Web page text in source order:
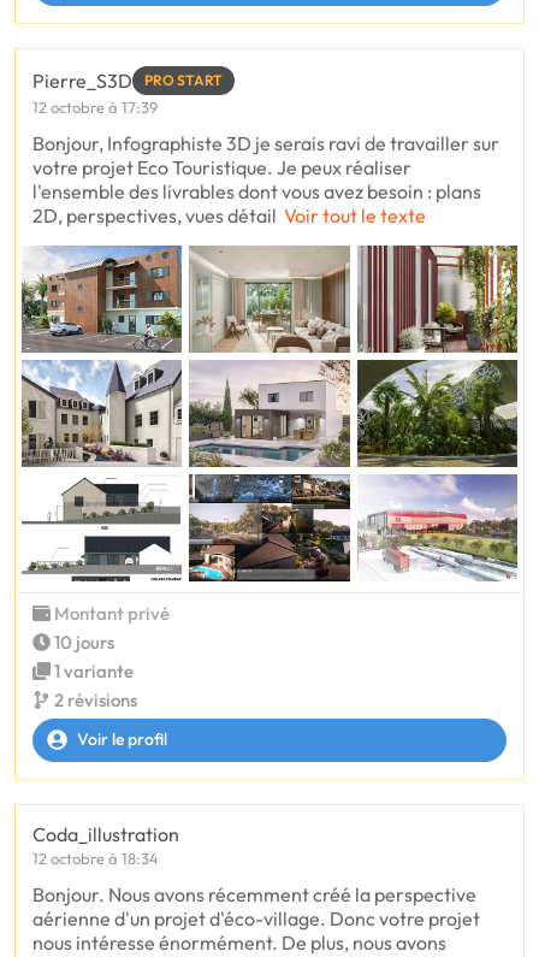
Pierre_S3D PRO START
12 octobre à 17:39
Bonjour, Infographiste 3D je serais ravi de travailler sur
votre projet Eco Touristique. Je peux réaliser
l'ensemble des livrables dont vous avez besoin : plans
2D, perspectives, vues détail Voir tout le texte
Montant privé
10 jours
1 variante
2 révisions
Voir le profil
Coda_illustration
12 octobre à 18:34
Bonjour. Nous avons récemment créé la perspective
aérienne d'un projet d'éco-village. Donc votre projet
nous intéresse énormément. De plus, nous avons